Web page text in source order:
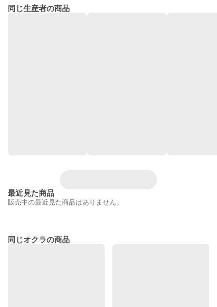
同じ生産者の商品
最近見た商品
販売中の最近見た商品はありません。
同じオクラの商品